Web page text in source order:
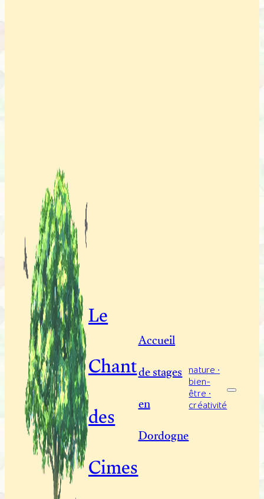
Le
Chant
des
Cimes
Accueil
de stages
en
Dordogne
nature ·
bien-
être ·
créativité